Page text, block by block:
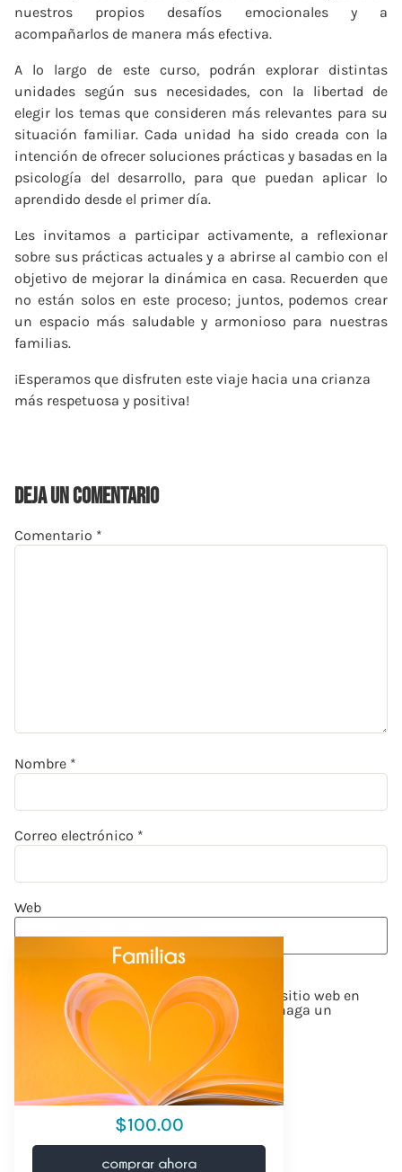
nuestros propios desafíos emocionales y a
acompañarlos de manera más efectiva.
A lo largo de este curso, podrán explorar distintas
unidades según sus necesidades, con la libertad de
elegir los temas que consideren más relevantes para su
situación familiar. Cada unidad ha sido creada con la
intención de ofrecer soluciones prácticas y basadas en la
psicología del desarrollo, para que puedan aplicar lo
aprendido desde el primer día.
Les invitamos a participar activamente, a reflexionar
sobre sus prácticas actuales y a abrirse al cambio con el
objetivo de mejorar la dinámica en casa. Recuerden que
no están solos en este proceso; juntos, podemos crear
un espacio más saludable y armonioso para nuestras
familias.
¡Esperamos que disfruten este viaje hacia una crianza
más respetuosa y positiva!
deja un comentario
Comentario *
Nombre *
Correo electrónico *
Web
Guardar mi nombre, correo electrónico y sitio web en
este navegador para la próxima vez que haga un
comentario.
$100.00
comprar ahora